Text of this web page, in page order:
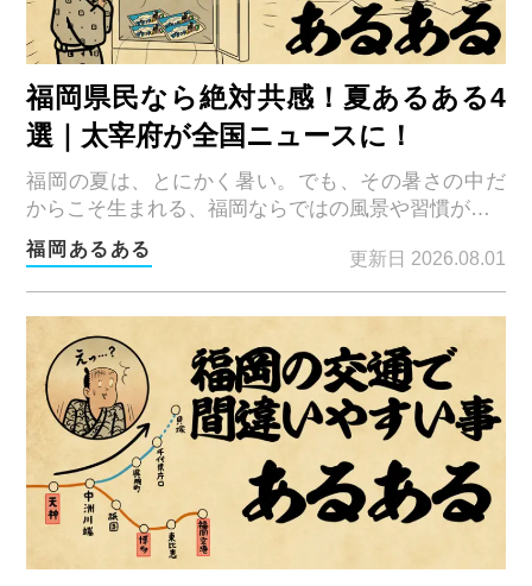
福岡県民なら絶対共感！夏あるある4
選｜太宰府が全国ニュースに！
福岡の夏は、とにかく暑い。でも、その暑さの中だ
からこそ生まれる、福岡ならではの風景や習慣が…
福岡あるある 更新日 2026.08.01